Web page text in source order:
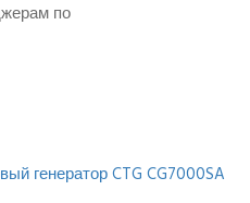
по